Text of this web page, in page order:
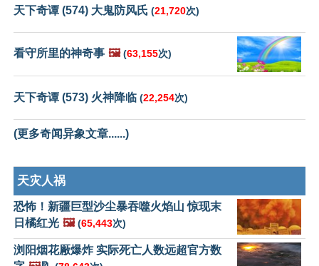
天下奇谭 (574) 大鬼防风氏 (21,720次)
看守所里的神奇事 🖼️ (63,155次)
天下奇谭 (573) 火神降临 (22,254次)
(更多奇闻异象文章......)
天灾人祸
恐怖！新疆巨型沙尘暴吞噬火焰山 惊现末
日橘红光 🖼️ (65,443次)
浏阳烟花厰爆炸 实际死亡人数远超官方数